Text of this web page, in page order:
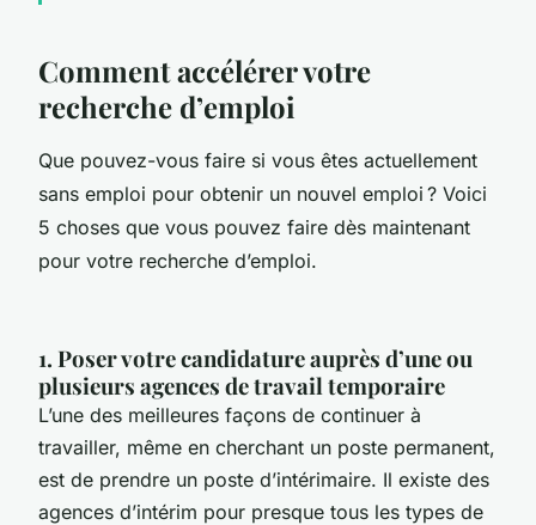
Comment accélérer votre
recherche d’emploi
Que pouvez-vous faire si vous êtes actuellement
sans emploi pour obtenir un nouvel emploi ? Voici
5 choses que vous pouvez faire dès maintenant
pour votre recherche d’emploi.
1. Poser votre candidature auprès d’une ou
plusieurs agences de travail temporaire
L’une des meilleures façons de continuer à
travailler, même en cherchant un poste permanent,
est de prendre un poste d’intérimaire. Il existe des
agences d’intérim pour presque tous les types de